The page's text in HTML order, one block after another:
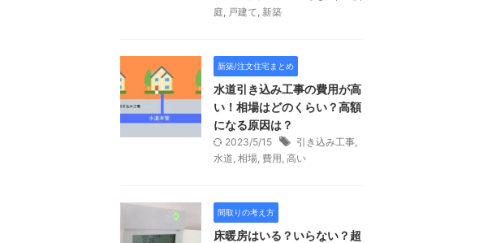
庭, 戸建て, 新築
新築/注文住宅まとめ
水道引き込み工事の費用が高
い！相場はどのくらい？高額
になる原因は？
2023/5/15 引き込み工事,
水道, 相場, 費用, 高い
間取りの考え方
床暖房はいる？いらない？超